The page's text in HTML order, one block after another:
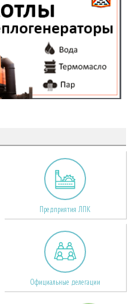
Предприятия ЛПК
Официальные делегации